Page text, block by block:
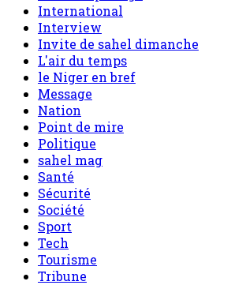
International
Interview
Invite de sahel dimanche
L'air du temps
le Niger en bref
Message
Nation
Point de mire
Politique
sahel mag
Santé
Sécurité
Société
Sport
Tech
Tourisme
Tribune